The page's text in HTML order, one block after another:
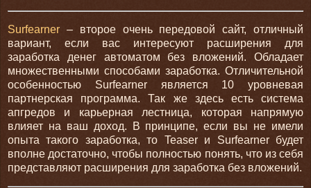
Surfearner – второе очень передовой сайт, отличный
вариант, если вас интересуют расширения для
заработка денег автоматом без вложений. Обладает
множественными способами заработка. Отличительной
особенностью Surfearner является 10 уровневая
партнерская программа. Так же здесь есть система
апгредов и карьерная лестница, которая напрямую
влияет на ваш доход. В принципе, если вы не имели
опыта такого заработка, то Teaser и Surfearner будет
вполне достаточно, чтобы полностью понять, что из себя
представляют расширения для заработка без вложений.